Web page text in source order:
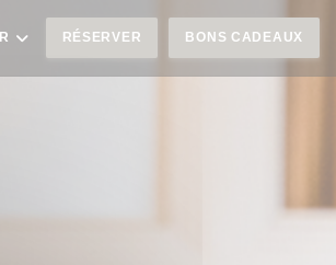
RÉSERVER BONS CADEAUX